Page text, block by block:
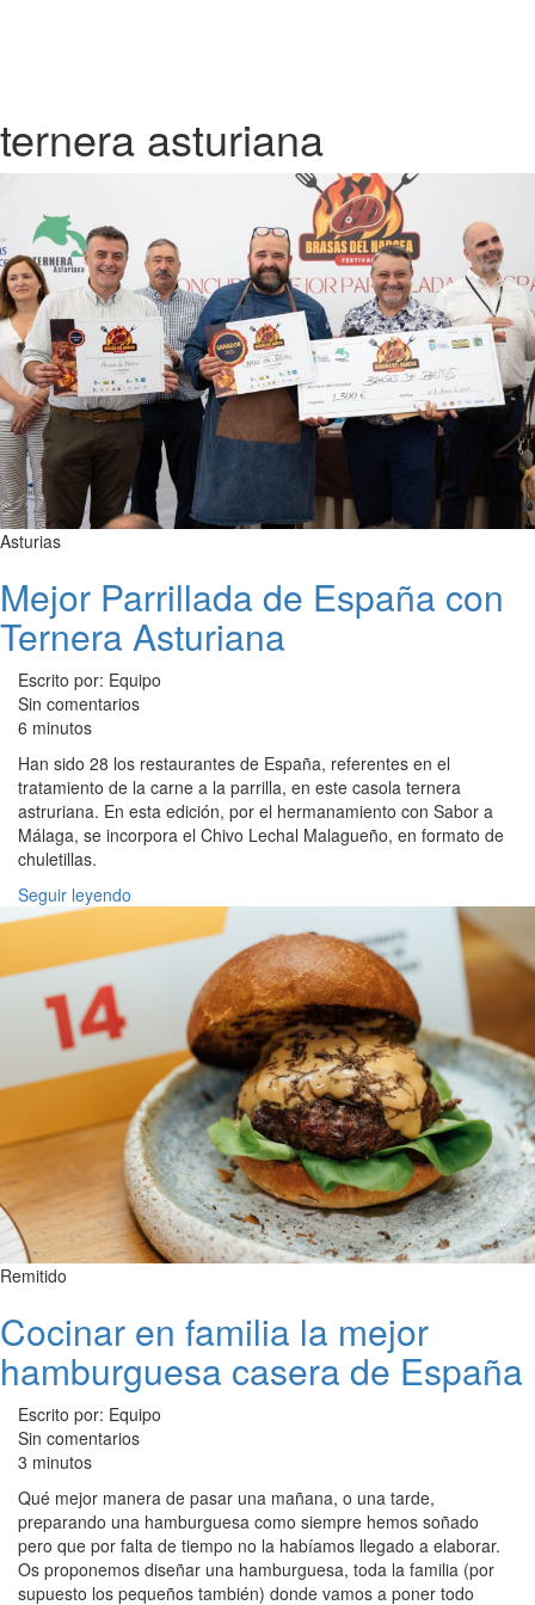
ternera asturiana
Asturias
Mejor Parrillada de España con
Ternera Asturiana
Escrito por: Equipo
Sin comentarios
6 minutos
Han sido 28 los restaurantes de España, referentes en el
tratamiento de la carne a la parrilla, en este casola ternera
astruriana. En esta edición, por el hermanamiento con Sabor a
Málaga, se incorpora el Chivo Lechal Malagueño, en formato de
chuletillas.
Seguir leyendo
Remitido
Cocinar en familia la mejor
hamburguesa casera de España
Escrito por: Equipo
Sin comentarios
3 minutos
Qué mejor manera de pasar una mañana, o una tarde,
preparando una hamburguesa como siempre hemos soñado
pero que por falta de tiempo no la habíamos llegado a elaborar.
Os proponemos diseñar una hamburguesa, toda la familia (por
supuesto los pequeños también) donde vamos a poner todo